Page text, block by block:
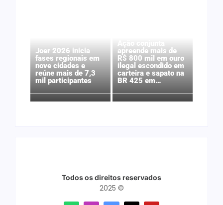
Joer 2026 inicia
fases regionais em
nove cidades e
reúne mais de 7,3
mil participantes
Ação conjunta
apreende mais de
R$ 800 mil em ouro
ilegal escondido em
carteira e sapato na
BR 425 em…
Todos os direitos reservados
2025 ©